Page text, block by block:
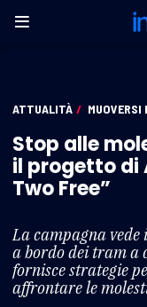
ATTUALITÀ /
Stop alle
il progetto di
Two Free”
La campagna
a bordo dei tram a
fornisce strategie
affrontare le